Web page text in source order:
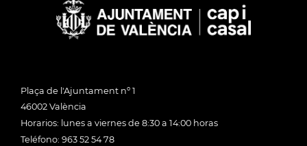
Plaça de l'Ajuntament nº 1
46002 València
Horarios: lunes a viernes de 8:30 a 14:00 horas
Teléfono: 963 52 54 78